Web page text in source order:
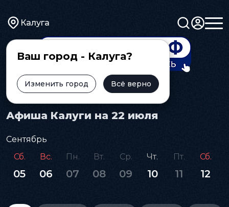
Калуга
Ваш город - Калуга?
Изменить город Всё верно
Главная Афиша
Афиша Калуги на 22 июля
Сентябрь
Сб.
05
Вс.
06
Пн.
07
Вт.
08
Ср.
09
Чт.
10
Пт.
11
Сб.
12